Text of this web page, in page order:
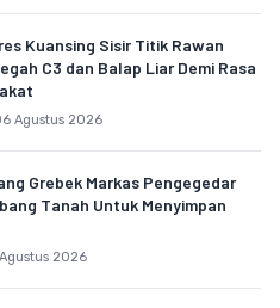
Kuansing Sisir Titik Rawan
C3 dan Balap Liar Demi Rasa
Agustus 2026
Grebek Markas Pengegedar
Tanah Untuk Menyimpan
2026